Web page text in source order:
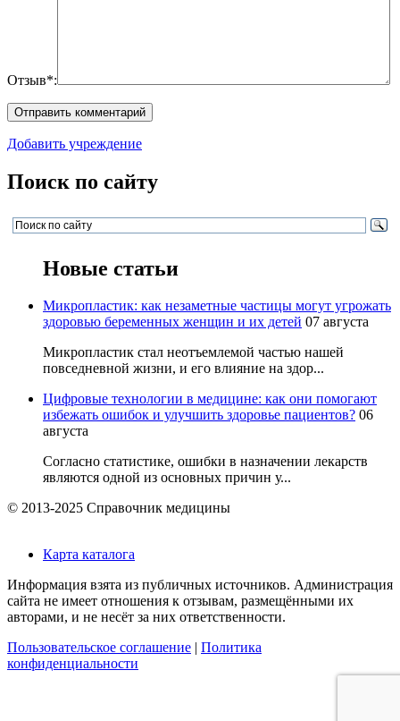
Отзыв*:
Добавить учреждение
Поиск по сайту
Новые статьи
Микропластик: как незаметные частицы могут угрожать
здоровью беременных женщин и их детей 07 августа
Микропластик стал неотъемлемой частью нашей
повседневной жизни, и его влияние на здор...
Цифровые технологии в медицине: как они помогают
избежать ошибок и улучшить здоровье пациентов? 06
августа
Согласно статистике, ошибки в назначении лекарств
являются одной из основных причин у...
© 2013-2025 Справочник медицины
Карта каталога
Информация взята из публичных источников. Администрация
сайта не имеет отношения к отзывам, размещёнными их
авторами, и не несёт за них ответственности.
Пользовательское соглашение
Политика
конфиденциальности